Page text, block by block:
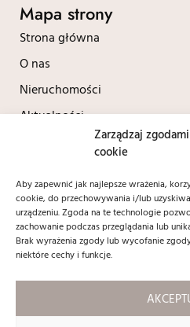
Zarządzaj
cookie
Aby zapewnić jak najlepsze wrażenia,
cookie, do przechowywania i/lub
urządzeniu. Zgoda na te technologie
zachowanie podczas przeglądania lub
Brak wyrażenia zgody lub wycofanie
niektóre cechy i funkcje.
Mapa strony
Strona główna
O nas
Nieruchomości
Aktualności
Kontakt
+48 604 690 037
biuro@contractnieruchomosci.pl
Social media: